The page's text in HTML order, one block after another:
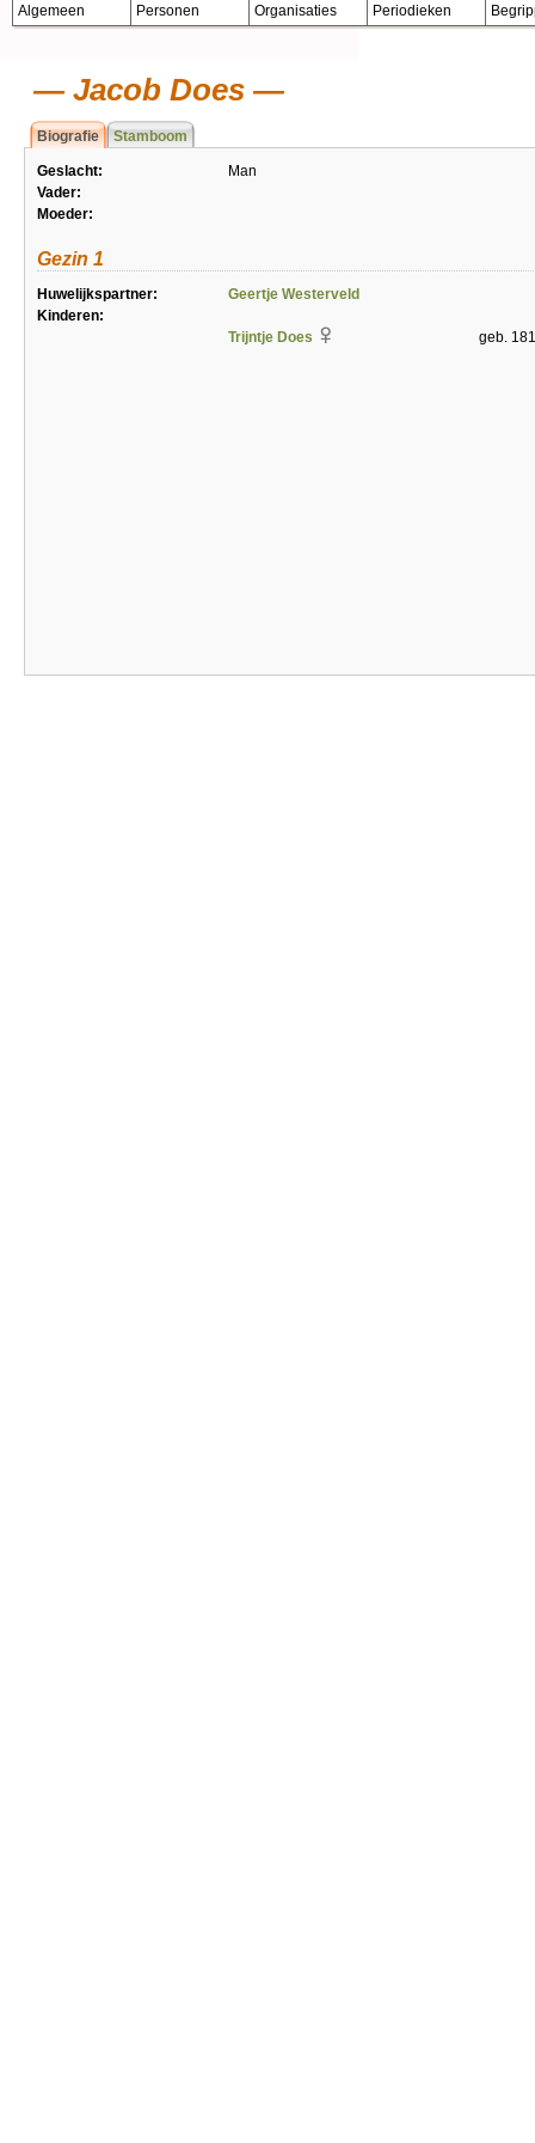
Algemeen Personen Organisaties Periodieken
Jacob Does
Biografie Stamboom
Geslacht:
Man
Vader:
Moeder:
Gezin 1
Huwelijkspartner:
Geertje Westerveld
Kinderen:
Trijntje Does
geb.